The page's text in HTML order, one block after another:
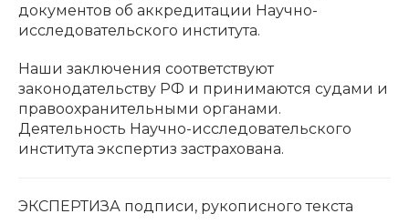
документов об аккредитации Научно-
исследовательского института.
Наши заключения соответствуют
законодательству РФ и принимаются судами и
правоохранительными органами.
Деятельность Научно-исследовательского
института экспертиз застрахована.
ЭКСПЕРТИЗА подписи, рукописного текста